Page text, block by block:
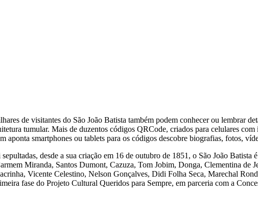
de visitantes do São João Batista também podem conhecer ou lembrar
tumular. Mais de duzentos códigos QRCode, criados para celulares
smartphones ou tablets para os códigos descobre biografias, fotos,
desde a sua criação em 16 de outubro de 1851, o São João
Miranda, Santos Dumont, Cazuza, Tom Jobim, Donga, Clementina
Vicente Celestino, Nelson Gonçalves, Didi Folha Seca, Marechal
fase do Projeto Cultural Queridos para Sempre, em parceria com a